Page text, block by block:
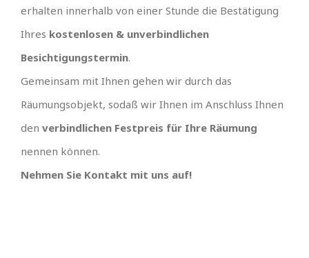
erhalten innerhalb von einer Stunde die Bestätigung
Ihres kostenlosen & unverbindlichen
Besichtigungstermin.
Gemeinsam mit Ihnen gehen wir durch das
Räumungsobjekt, sodaß wir Ihnen im Anschluss Ihnen
den verbindlichen Festpreis für Ihre Räumung
nennen können.
Nehmen Sie Kontakt mit uns auf!